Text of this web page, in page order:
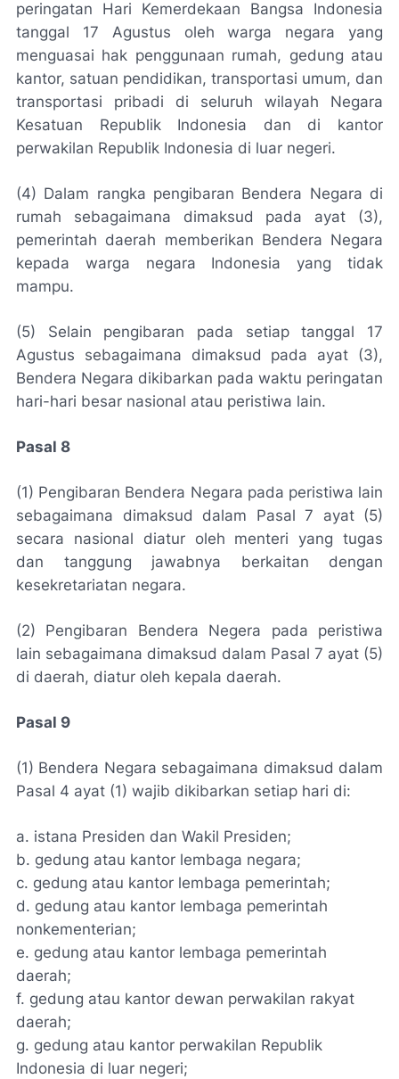
peringatan Hari Kemerdekaan Bangsa Indonesia
tanggal 17 Agustus oleh warga negara yang
menguasai hak penggunaan rumah, gedung atau
kantor, satuan pendidikan, transportasi umum, dan
transportasi pribadi di seluruh wilayah Negara
Kesatuan Republik Indonesia dan di kantor
perwakilan Republik Indonesia di luar negeri.
(4) Dalam rangka pengibaran Bendera Negara di
rumah sebagaimana dimaksud pada ayat (3),
pemerintah daerah memberikan Bendera Negara
kepada warga negara Indonesia yang tidak
mampu.
(5) Selain pengibaran pada setiap tanggal 17
Agustus sebagaimana dimaksud pada ayat (3),
Bendera Negara dikibarkan pada waktu peringatan
hari-hari besar nasional atau peristiwa lain.
Pasal 8
(1) Pengibaran Bendera Negara pada peristiwa lain
sebagaimana dimaksud dalam Pasal 7 ayat (5)
secara nasional diatur oleh menteri yang tugas
dan tanggung jawabnya berkaitan dengan
kesekretariatan negara.
(2) Pengibaran Bendera Negera pada peristiwa
lain sebagaimana dimaksud dalam Pasal 7 ayat (5)
di daerah, diatur oleh kepala daerah.
Pasal 9
(1) Bendera Negara sebagaimana dimaksud dalam
Pasal 4 ayat (1) wajib dikibarkan setiap hari di:
a. istana Presiden dan Wakil Presiden;
b. gedung atau kantor lembaga negara;
c. gedung atau kantor lembaga pemerintah;
d. gedung atau kantor lembaga pemerintah
nonkementerian;
e. gedung atau kantor lembaga pemerintah
daerah;
f. gedung atau kantor dewan perwakilan rakyat
daerah;
g. gedung atau kantor perwakilan Republik
Indonesia di luar negeri;